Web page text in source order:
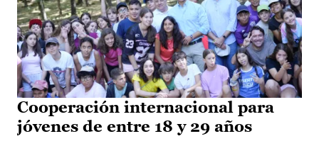
Cooperación internacional para
jóvenes de entre 18 y 29 años